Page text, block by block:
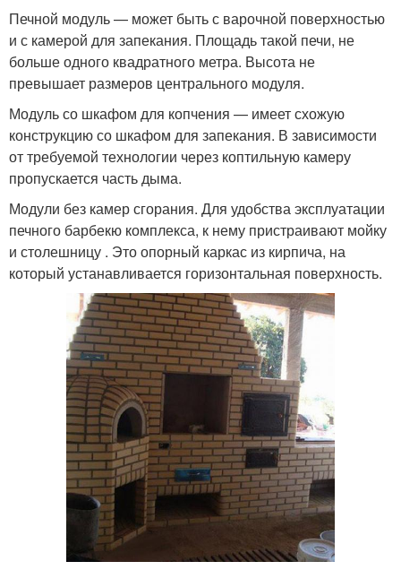
Печной модуль — может быть с варочной поверхностью
и с камерой для запекания. Площадь такой печи, не
больше одного квадратного метра. Высота не
превышает размеров центрального модуля.
Модуль со шкафом для копчения — имеет схожую
конструкцию со шкафом для запекания. В зависимости
от требуемой технологии через коптильную камеру
пропускается часть дыма.
Модули без камер сгорания. Для удобства эксплуатации
печного барбекю комплекса, к нему пристраивают мойку
и столешницу . Это опорный каркас из кирпича, на
который устанавливается горизонтальная поверхность.